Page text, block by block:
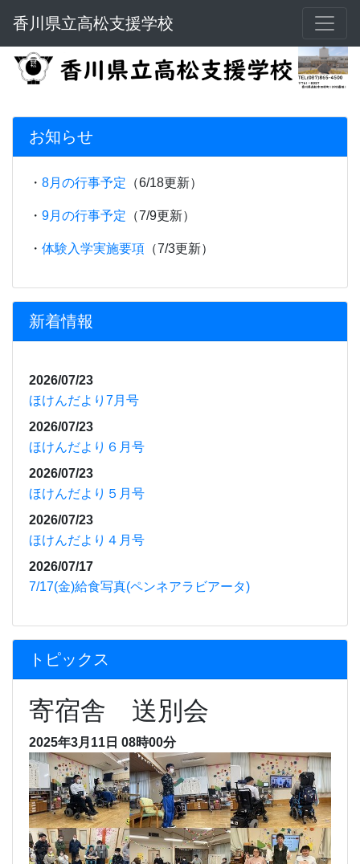
香川県立高松支援学校
お知らせ
・ 8月の行事予定 （6/18更新）
・ 9月の行事予定 （7/9更新）
・ 体験入学実施要項 （7/3更新）
新着情報
2026/07/23
ほけんだより7月号
2026/07/23
ほけんだより６月号
2026/07/23
ほけんだより５月号
2026/07/23
ほけんだより４月号
2026/07/17
7/17(金)給食写真(ペンネアラビアータ)
トピックス
寄宿舎 送別会
2025年3月11日 08時00分